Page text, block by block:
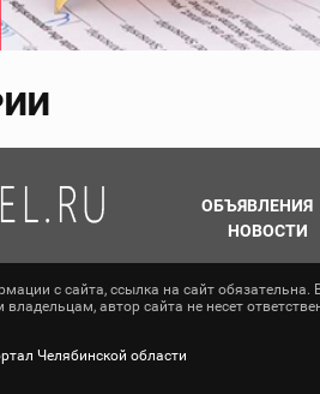
ОБЪЯВЛЕНИЯ
НОВОСТИ
с сайта, ссылка на сайт обязательна.
автор сайта не несет
Челябинской области